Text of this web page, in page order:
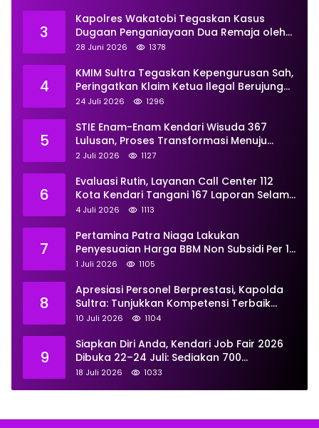
3
Kapolres Wakatobi Tegaskan Kasus
Dugaan Penganiayaan Dua Remaja oleh
Dua Anggota Ditangani Secara
28 Juni 2026 1378
4
KMIM Sultra Tegaskan Kepengurusan Sah,
Peringatkan Klaim Ketua Ilegal Berujung
Proses Hukum
24 Juli 2026 1296
5
STIE Enam-Enam Kendari Wisuda 367
Lulusan, Proses Transformasi Menuju
Universitas Resmi Diterima
2 Juli 2026 1127
6
Evaluasi Rutin, Layanan Call Center 112
Kota Kendari Tangani 167 Laporan Selama
Juni
4 Juli 2026 1113
7
Pertamina Patra Niaga Lakukan
Penyesuaian Harga BBM Non Subsidi Per 1
Juli 2026, Berikut Rinciannya
1 Juli 2026 1105
8
Apresiasi Personel Berprestasi, Kapolda
Sultra: Tunjukkan Kompetensi Terbaik
untuk Masyarakat
10 Juli 2026 1104
9
Siapkan Diri Anda, Kendari Job Fair 2026
Dibuka 22–24 Juli: Sediakan 700
Lowongan dari 30 Perusahaan
18 Juli 2026 1033